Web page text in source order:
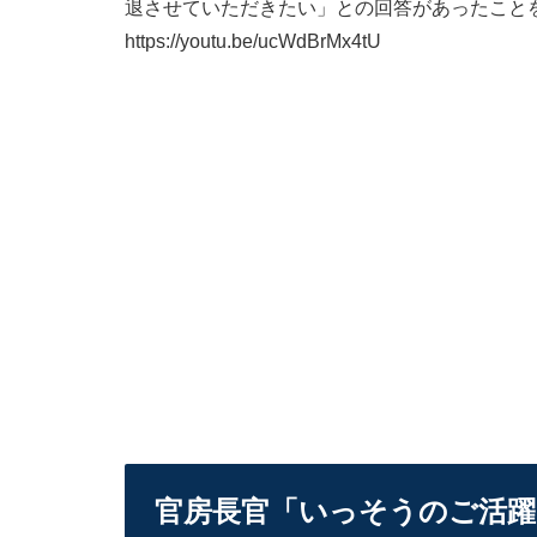
退させていただきたい」との回答があったこと
https://youtu.be/ucWdBrMx4tU
官房長官「いっそうのご活躍